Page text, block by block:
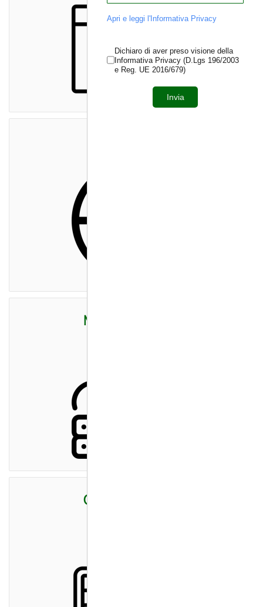
Microsoft 365
Cloud Backup
Apri e leggi l'Informativa Privacy
Dichiaro di aver preso visione della
Informativa Privacy (D.Lgs 196/2003
e Reg. UE 2016/679)
Invia